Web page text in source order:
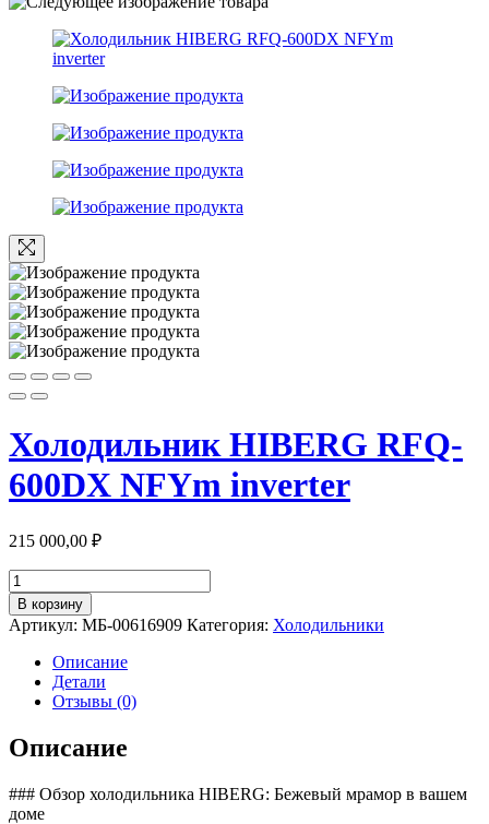
Холодильник HIBERG RFQ-
600DX NFYm inverter
215 000,00 ₽
Количество
товара
Холодильник
HIBERG
RFQ-
600DX
NFYm
inverter
В корзину
Артикул: МБ-00616909 Категория: Холодильники
Описание
Детали
Отзывы (0)
Описание
### Обзор холодильника HIBERG: Бежевый мрамор в вашем
доме